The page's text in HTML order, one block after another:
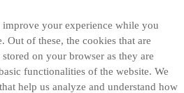
improve your experience while you
Out of these, the cookies that are
on your browser as they are
functionalities of the website. We
help us analyze and understand how